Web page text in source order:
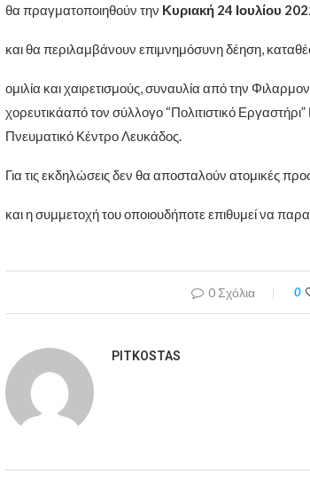
θα πραγματοποιηθούν την Κυριακή 24 Ιουλίου
και θα περιλαμβάνουν επιμνημόσυνη δέηση,
ομιλία και χαιρετισμούς, συναυλία από την
χορευτικάαπό τον σύλλογο “Πολιτιστικό
Πνευματικό Κέντρο Λευκάδος.
Για τις εκδηλώσεις δεν θα αποσταλούν ατομικές
και η συμμετοχή του οποιουδήποτε επιθυμεί να
0 Σχόλια 0
PITKOSTAS